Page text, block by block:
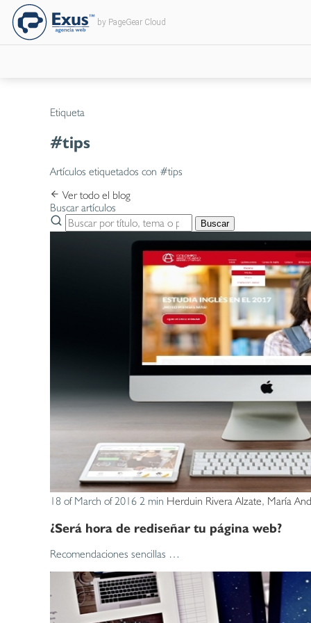
by PageGear Cloud
Etiqueta
#tips
Artículos etiquetados con #tips
Ver todo el blog
Buscar artículos
Buscar
18 of March of 2016 2 min Herduin Rivera Alzate, María
¿Será hora de rediseñar tu página web?
Recomendaciones sencillas …